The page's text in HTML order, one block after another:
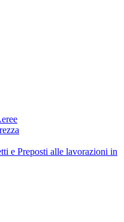
e Preposti alle lavorazioni in